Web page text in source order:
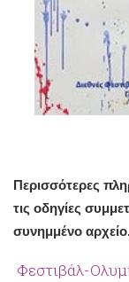
Περισσότερες
τις οδηγίες
συνημμένο
Φεστιβάλ-